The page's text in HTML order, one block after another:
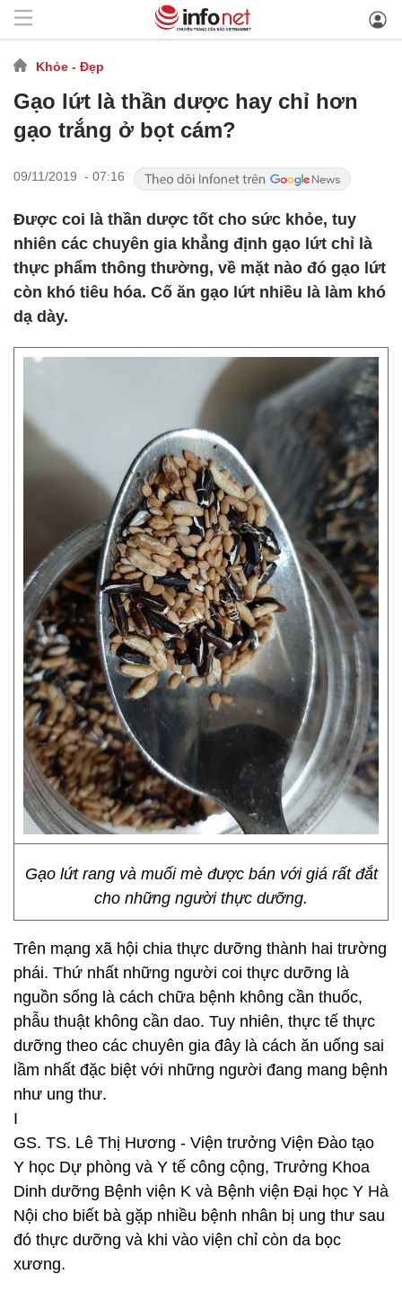
Khỏe - Đẹp
Gạo lứt là thần dược hay chỉ hơn
gạo trắng ở bọt cám?
09/11/2019 - 07:16
Được coi là thần dược tốt cho sức khỏe, tuy
nhiên các chuyên gia khẳng định gạo lứt chỉ là
thực phẩm thông thường, về mặt nào đó gạo lứt
còn khó tiêu hóa. Cố ăn gạo lứt nhiều là làm khó
dạ dày.
Gạo lứt rang và muối mè được bán với giá rất đắt
cho những người thực dưỡng.
Trên mạng xã hội chia thực dưỡng thành hai trường
phái. Thứ nhất những người coi thực dưỡng là
nguồn sống là cách chữa bệnh không cần thuốc,
phẫu thuật không cần dao. Tuy nhiên, thực tế thực
dưỡng theo các chuyên gia đây là cách ăn uống sai
lầm nhất đặc biệt với những người đang mang bệnh
như ung thư.
I
GS. TS. Lê Thị Hương - Viện trưởng Viện Đào tạo
Y học Dự phòng và Y tế công cộng, Trưởng Khoa
Dinh dưỡng Bệnh viện K và Bệnh viện Đại học Y Hà
Nội cho biết bà gặp nhiều bệnh nhân bị ung thư sau
đó thực dưỡng và khi vào viện chỉ còn da bọc
xương.